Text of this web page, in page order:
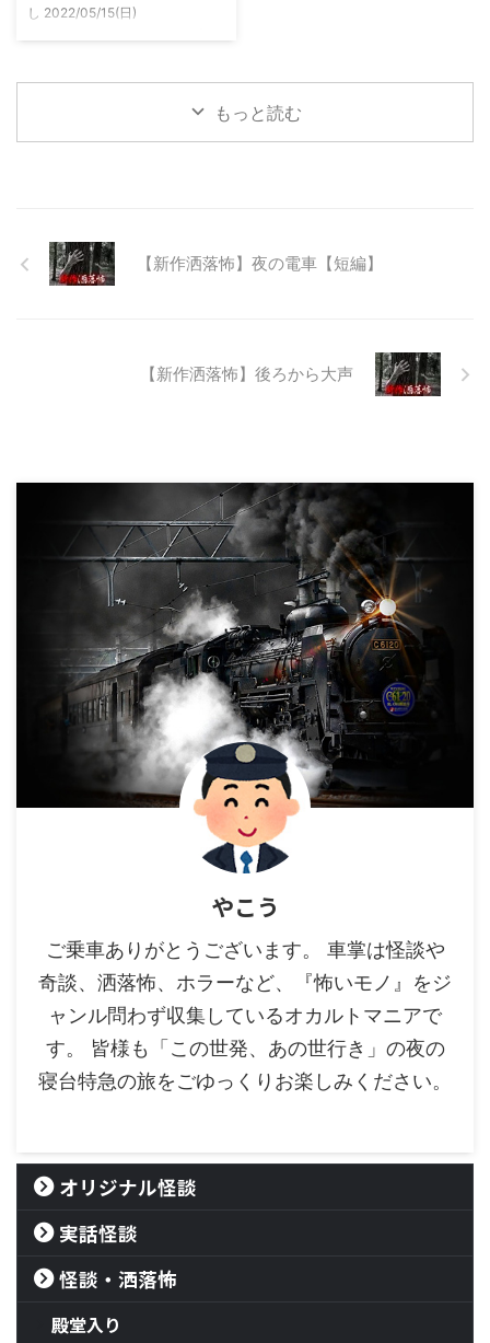
い ...
し 2022/05/15(日)
る。陸の孤島と呼ばれたその地区
と隣の市を繋ぐ林道として計画さ
継続が不可能となってしまったら
しい。 そこに残ったのは無責任
もっと読む
【新作洒落怖】夜の電車【短編】
【新作洒落怖】後ろから大声
やこう
ご乗車ありがとうございます。 車掌は怪談や
奇談、洒落怖、ホラーなど、『怖いモノ』をジ
ャンル問わず収集しているオカルトマニアで
す。 皆様も「この世発、あの世行き」の夜の
寝台特急の旅をごゆっくりお楽しみください。
オリジナル怪談
実話怪談
怪談・洒落怖
殿堂入り